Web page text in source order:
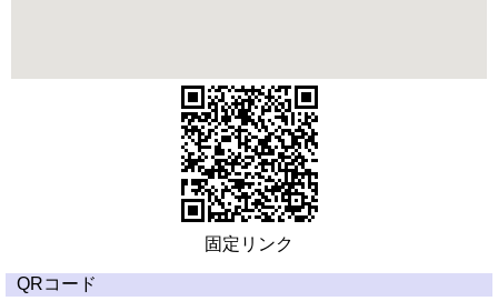
固定リンク
QRコード